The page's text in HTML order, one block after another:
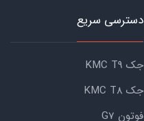
دسترسی سریع
جک KMC T9
جک KMC T8
فوتون G7